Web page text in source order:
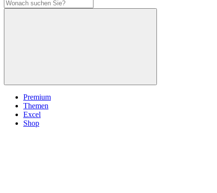
Premium
Themen
Excel
Shop